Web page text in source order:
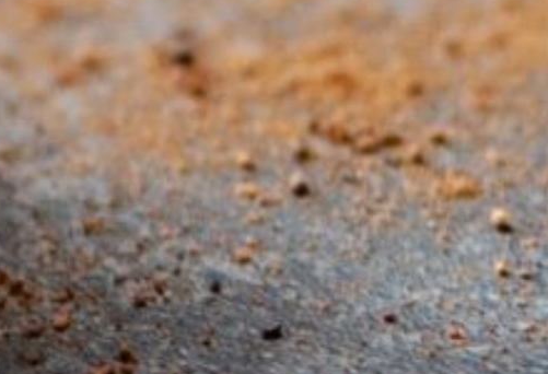
accros : fromage, saumon fumé et recettes conviviales »